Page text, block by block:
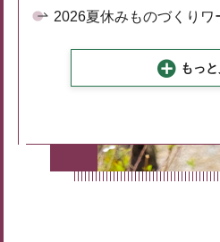
2026夏休みものづくりワ
もっ